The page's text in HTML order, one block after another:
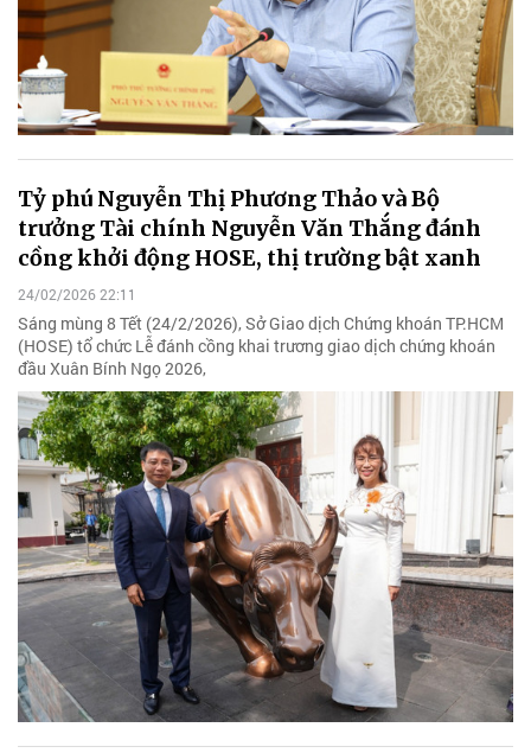
Tỷ phú Nguyễn Thị Phương Thảo và Bộ
trưởng Tài chính Nguyễn Văn Thắng đánh
cồng khởi động HOSE, thị trường bật xanh
24/02/2026 22:11
Sáng mùng 8 Tết (24/2/2026), Sở Giao dịch Chứng khoán TP.HCM
(HOSE) tổ chức Lễ đánh cồng khai trương giao dịch chứng khoán
đầu Xuân Bính Ngọ 2026,